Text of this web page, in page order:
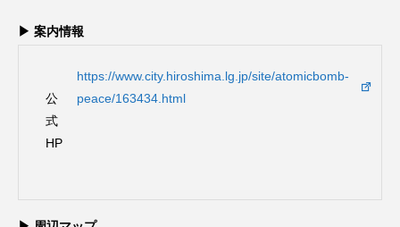
▶ 案内情報
公
式
HP
https://www.city.hiroshima.lg.jp/site/atomicbomb-
peace/163434.html